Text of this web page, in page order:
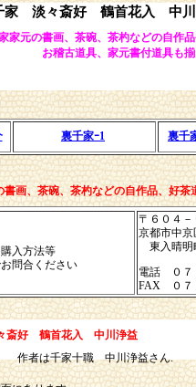
家 淡々斎好 鶴首花入 中
家元の書画、茶碗、茶杓などの自作
お稽古道具、家元書付道具も揃
裏千家ｰ1 裏千
書画、茶碗、茶杓などの自作品、好茶
入方法等
問合ください
〒６０４－
京都市中
東入晴明
電話 ０７
FAX ０７
斎好 鶴首花入 中川浄益
作者は千家十職 中川浄益さん.